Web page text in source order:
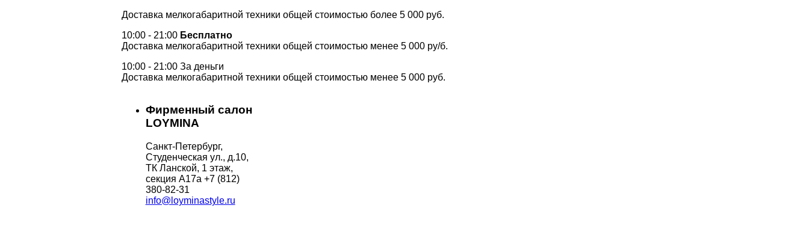
Доставка мелкогабаритной техники общей стоимостью более 5 000 руб.
10:00 - 21:00 Бесплатно
Доставка мелкогабаритной техники общей стоимостью менее 5 000 ру/б.
10:00 - 21:00 За деньги
Доставка мелкогабаритной техники общей стоимостью менее 5 000 руб.
Фирменный салон
LOYMINA
Санкт-Петербург,
Студенческая ул., д.10,
ТК Ланской, 1 этаж,
секция А17а +7 (812)
380-82-31
info@loyminastyle.ru